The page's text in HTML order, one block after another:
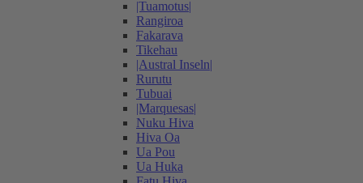
|Tuamotus|
Rangiroa
Fakarava
Tikehau
|Austral Inseln|
Rurutu
Tubuai
|Marquesas|
Nuku Hiva
Hiva Oa
Ua Pou
Ua Huka